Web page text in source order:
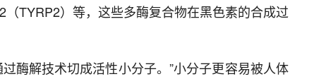
TYRP2）等，这些多酶复合物在黑色素的合成过
酶解技术切成活性小分子。”小分子更容易被人体